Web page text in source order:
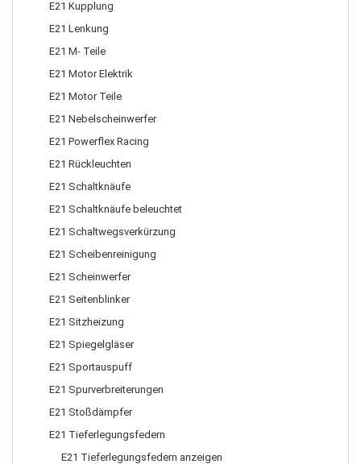
E21 Kupplung
E21 Lenkung
E21 M- Teile
E21 Motor Elektrik
E21 Motor Teile
E21 Nebelscheinwerfer
E21 Powerflex Racing
E21 Rückleuchten
E21 Schaltknäufe
E21 Schaltknäufe beleuchtet
E21 Schaltwegsverkürzung
E21 Scheibenreinigung
E21 Scheinwerfer
E21 Seitenblinker
E21 Sitzheizung
E21 Spiegelgläser
E21 Sportauspuff
E21 Spurverbreiterungen
E21 Stoßdämpfer
E21 Tieferlegungsfedern
E21 Tieferlegungsfedern anzeigen